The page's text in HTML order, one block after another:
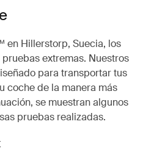
en Hillerstorp, Suecia, los
extremas. Nuestros
para transportar tus
coche de la manera más
se muestran algunos
pruebas realizadas.